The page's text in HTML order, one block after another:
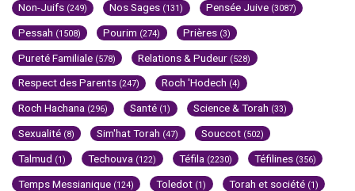
Non-Juifs (249) Nos Sages (131) Pensée Juive (3087)
Pessah (1508) Pourim (274) Prières (3)
Pureté Familiale (578) Relations & Pudeur (528)
Respect des Parents (247) Roch 'Hodech (4)
Roch Hachana (296) Santé (1) Science & Torah (33)
Sexualité (8) Sim'hat Torah (47) Souccot (502)
Talmud (1) Techouva (122) Téfila (2230) Téfilines (356)
Temps Messianique (124) Toledot (1) Torah et société (1)